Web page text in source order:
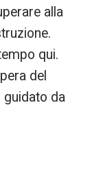
alla
qui.
del
guidato da